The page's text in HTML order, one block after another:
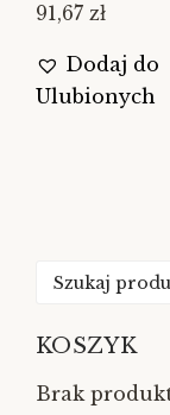
91,67 zł
Dodaj do
Ulubionych
Szukaj:
KOSZYK
Brak